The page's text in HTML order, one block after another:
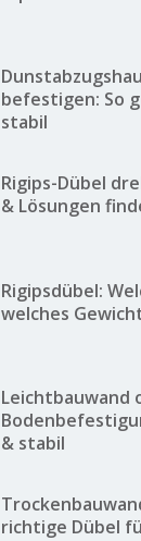
befestigen: So
stabil
Rigips-Dübel
& Lösungen
Rigipsdübel:
welches
Leichtbauwand
& stabil
richtige Dübel